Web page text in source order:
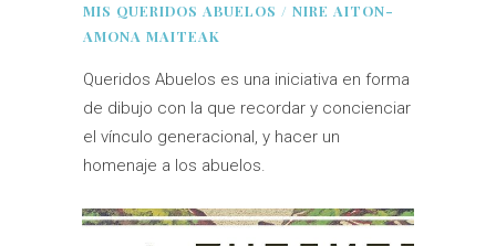
MIS QUERIDOS ABUELOS / NIRE AITON-
AMONA MAITEAK
Queridos Abuelos es una iniciativa en forma
de dibujo con la que recordar y concienciar
el vínculo generacional, y hacer un
homenaje a los abuelos.